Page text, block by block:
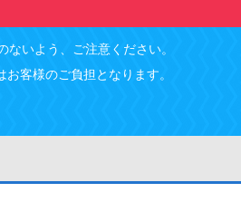
いよう、ご注意ください。
客様のご負担となります。